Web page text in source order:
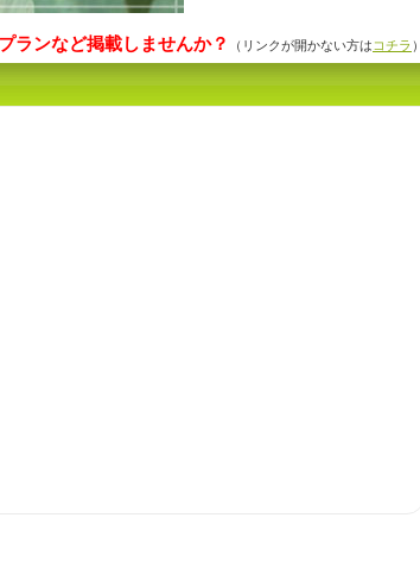
ランなど掲載しませんか？ （リンクが開かない方は コチラ ）